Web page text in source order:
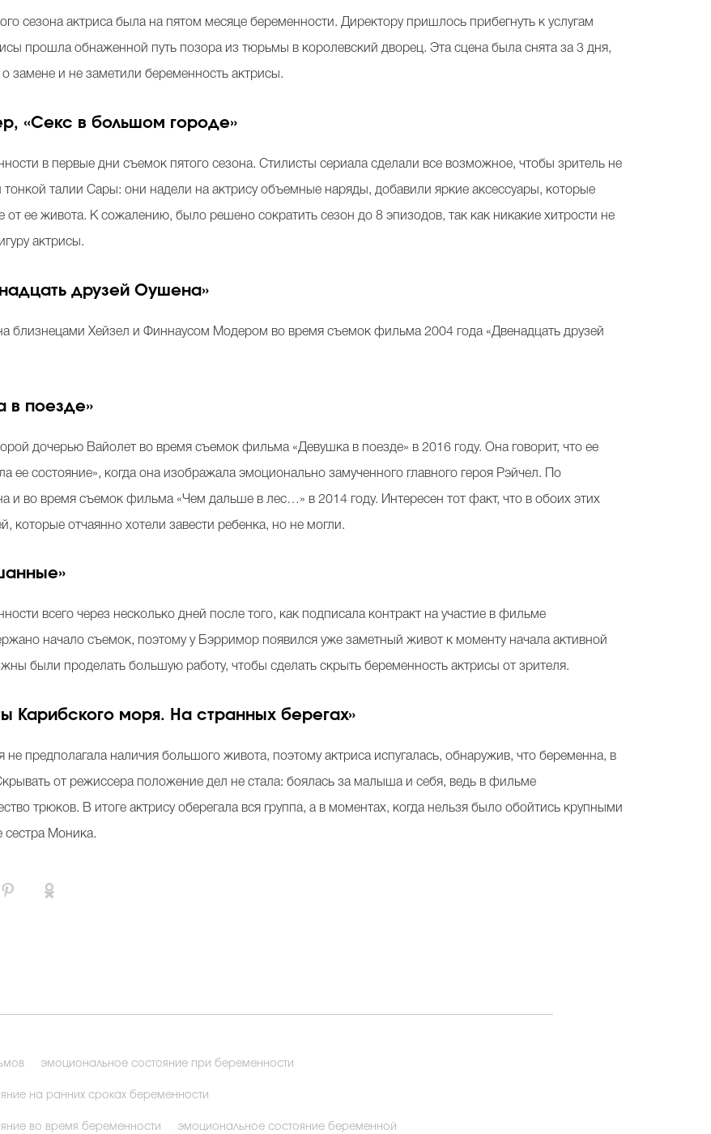
сезона актриса была на пятом месяце беременности. Директору пришлось прибегнуть к услугам
прошла обнаженной путь позора из тюрьмы в королевский дворец. Эта сцена была снята за 3 дня,
замене и не заметили беременность актрисы.
«Секс в большом городе»
в первые дни съемок пятого сезона. Стилисты сериала сделали все возможное, чтобы зритель не
тонкой талии Сары: они надели на актрису объемные наряды, добавили яркие аксессуары, которые
ее живота. К сожалению, было решено сократить сезон до 8 эпизодов, так как никакие хитрости не
актрисы.
друзей Оушена»
близнецами Хейзел и Финнаусом Модером во время съемок фильма 2004 года «Двенадцать друзей
в поезде»
дочерью Вайолет во время съемок фильма «Девушка в поезде» в 2016 году. Она говорит, что ее
ее состояние», когда она изображала эмоционально замученного главного героя Рэйчел. По
и во время съемок фильма «Чем дальше в лес…» в 2014 году. Интересен тот факт, что в обоих этих
которые отчаянно хотели завести ребенка, но не могли.
всего через несколько дней после того, как подписала контракт на участие в фильме
начало съемок, поэтому у Бэрримор появился уже заметный живот к моменту начала активной
были проделать большую работу, чтобы сделать скрыть беременность актрисы от зрителя.
Карибского моря. На странных берегах»
предполагала наличия большого живота, поэтому актриса испугалась, обнаружив, что беременна, в
от режиссера положение дел не стала: боялась за малыша и себя, ведь в фильме
трюков. В итоге актрису оберегала вся группа, а в моментах, когда нельзя было обойтись крупными
сестра Моника.
эмоциональное состояние при беременности
на ранних сроках беременности
во время беременности эмоциональное состояние беременной